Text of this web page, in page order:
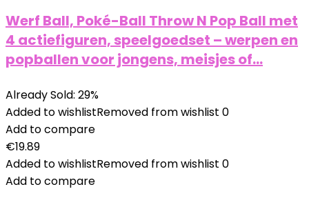
Werf Ball, Poké-Ball Throw N Pop Ball met
4 actiefiguren, speelgoedset – werpen en
popballen voor jongens, meisjes of…
Already Sold: 29%
Added to wishlistRemoved from wishlist 0
Add to compare
€19.89
Added to wishlistRemoved from wishlist 0
Add to compare